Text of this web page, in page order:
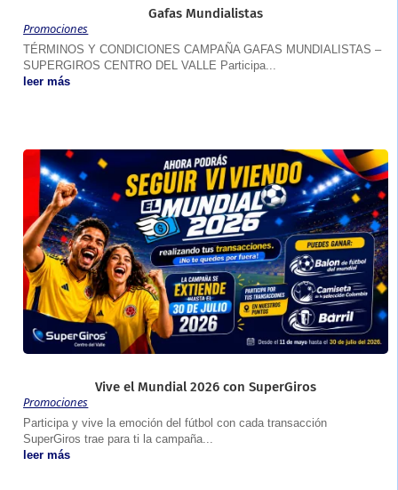
Gafas Mundialistas
Promociones
TÉRMINOS Y CONDICIONES CAMPAÑA GAFAS MUNDIALISTAS –
SUPERGIROS CENTRO DEL VALLE Participa...
leer más
Vive el Mundial 2026 con SuperGiros
Promociones
Participa y vive la emoción del fútbol con cada transacción
SuperGiros trae para ti la campaña...
leer más